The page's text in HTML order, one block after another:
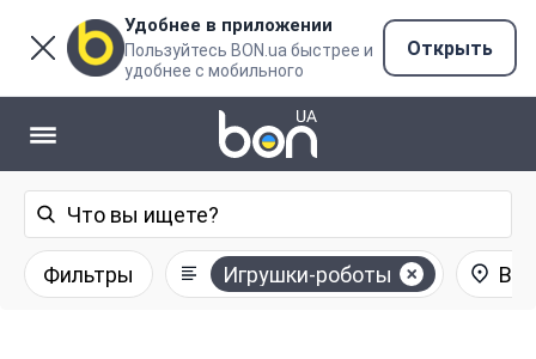
Удобнее в приложении
Пользуйтесь BON.ua быстрее и
удобнее с мобильного
Открыть
Фильтры Игрушки-роботы